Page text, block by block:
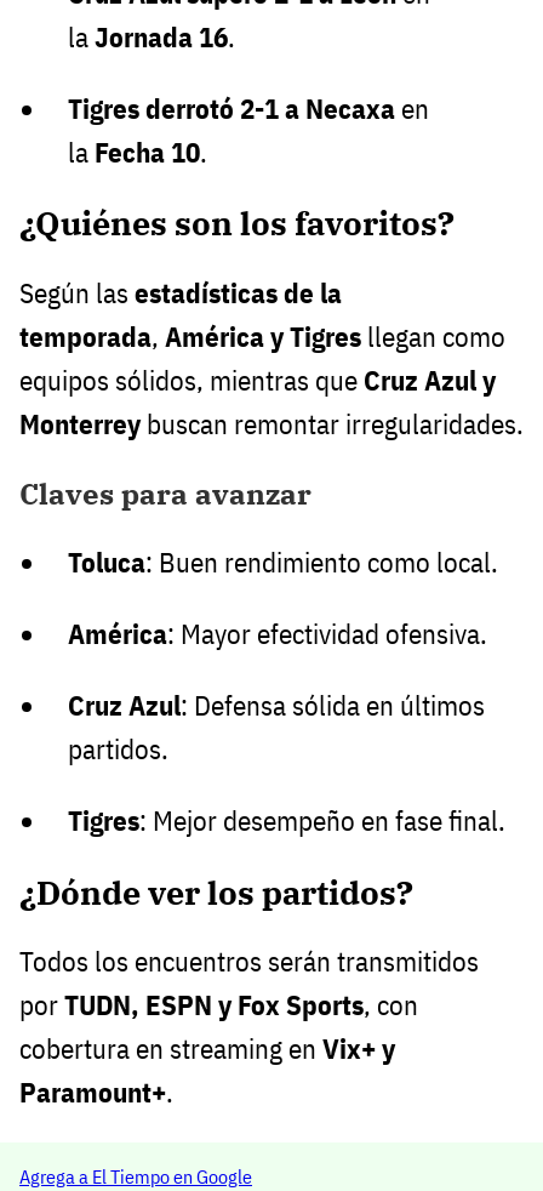
laJornada 16.
Tigres derrotó 2-1 a Necaxa en
la Fecha 10.
¿Quiénes son los favoritos?
Según las estadísticas de la
temporada, América y Tigres llegan como
equipos sólidos, mientras que Cruz Azul y
Monterreybuscan remontar irregularidades.
Claves para avanzar
Toluca: Buen rendimiento como local.
América: Mayor efectividad ofensiva.
Cruz Azul: Defensa sólida en últimos
partidos.
Tigres: Mejor desempeño en fase final.
¿Dónde ver los partidos?
Todos los encuentros serán transmitidos
porTUDN, ESPN y Fox Sports, con
cobertura en streaming en Vix+ y
Paramount+.
Agrega a El Tiempo en Google